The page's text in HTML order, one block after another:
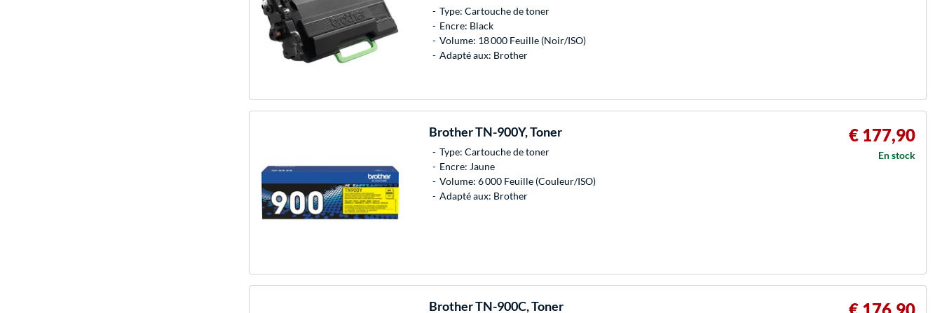
Type: Cartouche de toner
Encre: Black
Volume: 18 000 Feuille (Noir/ISO)
Adapté aux: Brother
BrotherTN-900Y, Toner
Type: Cartouche de toner
Encre: Jaune
Volume: 6 000 Feuille (Couleur/ISO)
Adapté aux: Brother
€ 177,90
En stock
BrotherTN-900C, Toner